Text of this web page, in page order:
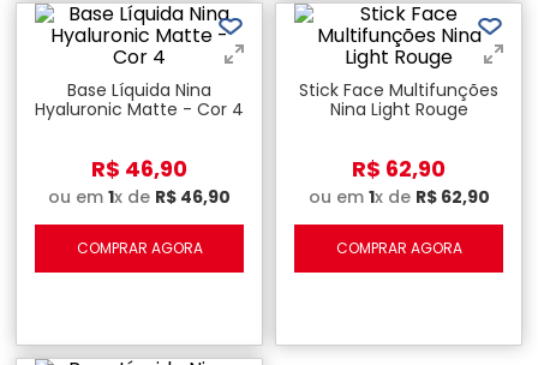
Base Líquida Nina
Hyaluronic Matte - Cor 4
R$ 46,90
ou em 1x de R$ 46,90
COMPRAR AGORA
Stick Face Multifunções
Nina Light Rouge
R$ 62,90
ou em 1x de R$ 62,90
COMPRAR AGORA